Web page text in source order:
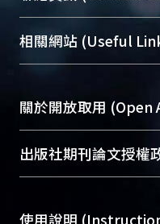
展現本校豐碩的研究
機構典藏（NTUR）
台，成為臺大學術典
究能量、促進交流合
成果。
To permanently
profiles and
services of “NTU
總館學科館員(Main
醫學圖書館學科館員
Sciences Library)
相關網站 (Useful
關於開放取用 (Open
開放取用是從使用者
動，應用在學術研究
用逐年攀升。同時可
出版社期刊論文授
使用說明